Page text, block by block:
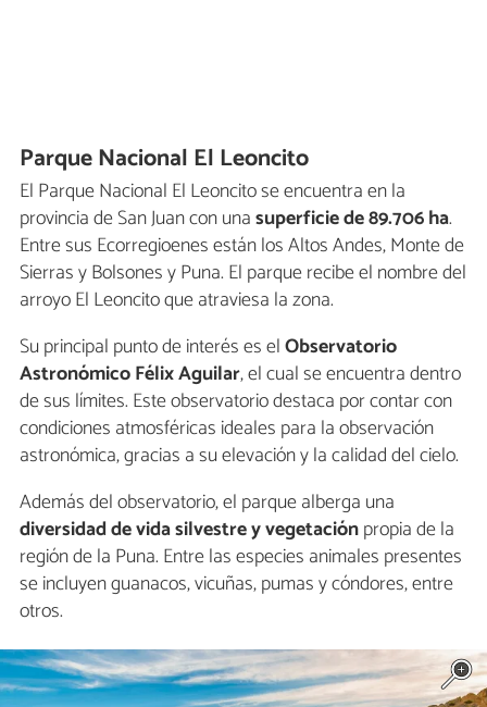
Parque Nacional El Leoncito
El Parque Nacional El Leoncito se encuentra en la
provincia de San Juan con unasuperficie de 89.706 ha.
Entre sus Ecorregioenes están los Altos Andes, Monte de
Sierras y Bolsones y Puna. El parque recibe el nombre del
arroyo El Leoncito que atraviesa la zona.
Su principal punto de interés es elObservatorio
Astronómico Félix Aguilar, el cual se encuentra dentro
de sus límites. Este observatorio destaca por contar con
condiciones atmosféricas ideales para la observación
astronómica, gracias a su elevación y la calidad del cielo.
Además del observatorio, el parque alberga una
diversidad de vida silvestre y vegetaciónpropia de la
región de la Puna. Entre las especies animales presentes
se incluyen guanacos, vicuñas, pumas y cóndores, entre
otros.